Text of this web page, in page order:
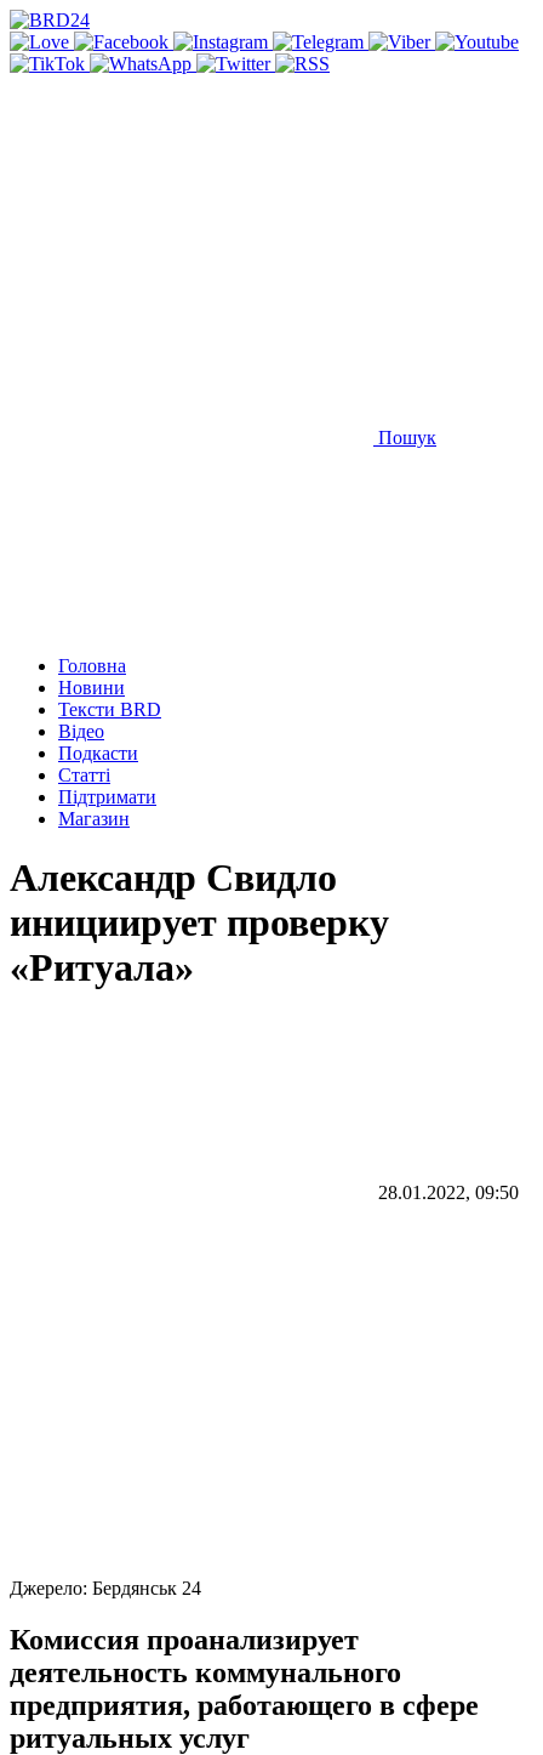
Пошук
Головна
Новини
Тексти BRD
Відео
Подкасти
Статті
Підтримати
Магазин
Александр Свидло
инициирует проверку
«Ритуала»
28.01.2022, 09:50
Джерело: Бердянськ 24
Комиссия проанализирует
деятельность коммунального
предприятия, работающего в сфере
ритуальных услуг